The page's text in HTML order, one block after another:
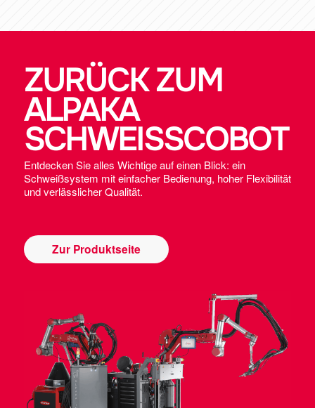
ZURÜCK ZUM
ALPAKA
SCHWEISSCOBOT
Entdecken Sie alles Wichtige auf einen Blick: ein
Schweißsystem mit einfacher Bedienung, hoher Flexibilität
und verlässlicher Qualität.
Zur Produktseite